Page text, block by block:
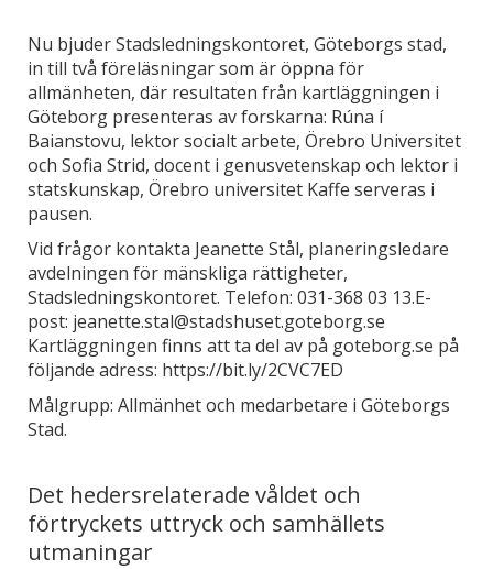
Nu bjuder Stadsledningskontoret, Göteborgs stad,
in till två föreläsningar som är öppna för
allmänheten, där resultaten från kartläggningen i
Göteborg presenteras av forskarna: Rúna í
Baianstovu, lektor socialt arbete, Örebro Universitet
och Sofia Strid, docent i genusvetenskap och lektor i
statskunskap, Örebro universitet Kaffe serveras i
pausen.
Vid frågor kontakta Jeanette Stål, planeringsledare
avdelningen för mänskliga rättigheter,
Stadsledningskontoret. Telefon: 031-368 03 13.E-
post: jeanette.stal@stadshuset.goteborg.se
Kartläggningen finns att ta del av på goteborg.se på
följande adress: https://bit.ly/2CVC7ED
Målgrupp: Allmänhet och medarbetare i Göteborgs
Stad.
Det hedersrelaterade våldet och
förtryckets uttryck och samhällets
utmaningar